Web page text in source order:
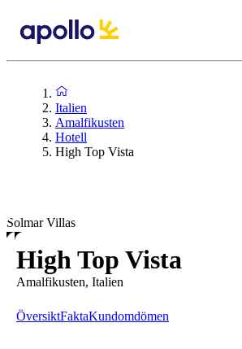
Italien
Amalfikusten
Hotell
High Top Vista
Solmar Villas
High Top Vista
Amalfikusten, Italien
ÖversiktFaktaKundomdömen